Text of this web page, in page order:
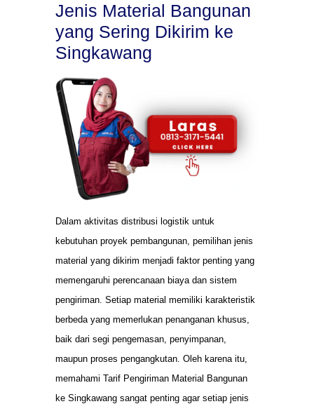
Jenis Material Bangunan
yang Sering Dikirim ke
Singkawang
Dalam aktivitas distribusi logistik untuk
kebutuhan proyek pembangunan, pemilihan jenis
material yang dikirim menjadi faktor penting yang
memengaruhi perencanaan biaya dan sistem
pengiriman. Setiap material memiliki karakteristik
berbeda yang memerlukan penanganan khusus,
baik dari segi pengemasan, penyimpanan,
maupun proses pengangkutan. Oleh karena itu,
memahami Tarif Pengiriman Material Bangunan
ke Singkawang sangat penting agar setiap jenis